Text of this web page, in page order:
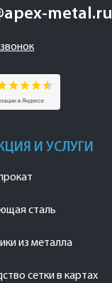
metal.ru
И УСЛУГИ
сталь
из металла
сетки в картах